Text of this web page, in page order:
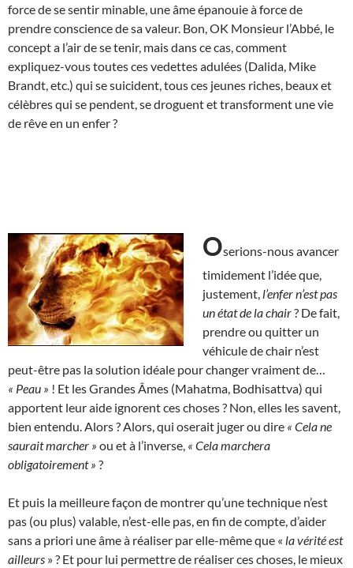
force de se sentir minable, une âme épanouie à force de
prendre conscience de sa valeur. Bon, OK Monsieur l’Abbé, le
concept a l’air de se tenir, mais dans ce cas, comment
expliquez-vous toutes ces vedettes adulées (Dalida, Mike
Brandt, etc.) qui se suicident, tous ces jeunes riches, beaux et
célèbres qui se pendent, se droguent et transforment une vie
de rêve en un enfer ?
Oserions-nous avancer
timidement l’idée que,
justement, l’enfer n’est pas
un état de la chair? De fait,
prendre ou quitter un
véhicule de chair n’est
peut-être pas la solution idéale pour changer vraiment de…
« Peau » ! Et les Grandes Âmes (Mahatma, Bodhisattva) qui
apportent leur aide ignorent ces choses ? Non, elles les savent,
bien entendu. Alors ? Alors, qui oserait juger ou dire « Cela ne
saurait marcher » ou et à l’inverse, « Cela marchera
obligatoirement » ?
Et puis la meilleure façon de montrer qu’une technique n’est
pas (ou plus) valable, n’est-elle pas, en fin de compte, d’aider
sans a priori une âme à réaliser par elle-même que « la vérité est
ailleurs » ? Et pour lui permettre de réaliser ces choses, le mieux